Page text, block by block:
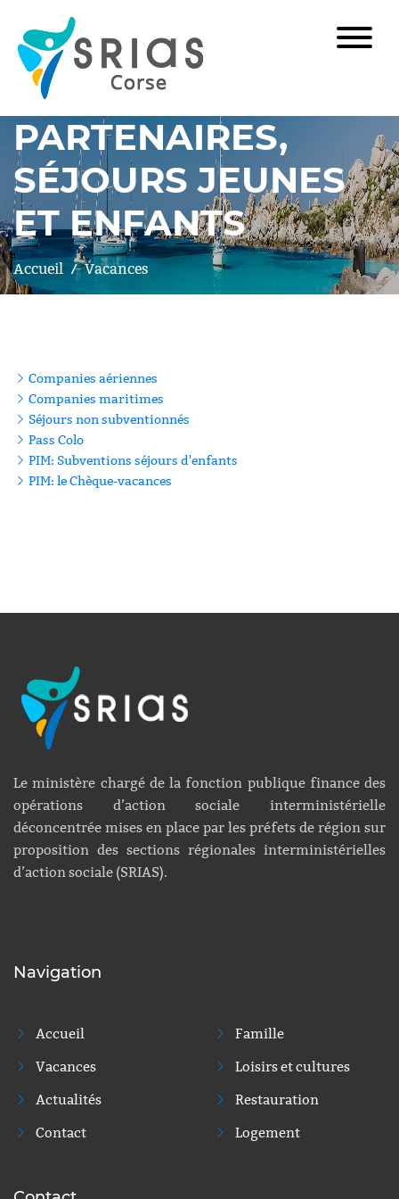
PARTENAIRES,
SÉJOURS JEUNES
ET ENFANTS
Accueil Vacances
Companies aériennes
Companies maritimes
Séjours non subventionnés
Pass Colo
PIM: Subventions séjours d'enfants
PIM: le Chèque-vacances
Le ministère chargé de la fonction publique finance des
opérations d’action sociale interministérielle
déconcentrée mises en place par les préfets de région sur
proposition des sections régionales interministérielles
d’action sociale (SRIAS).
Navigation
Accueil
Vacances
Actualités
Contact
Famille
Loisirs et cultures
Restauration
Logement